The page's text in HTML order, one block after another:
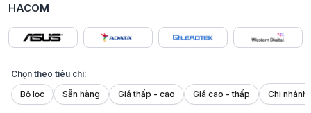
HACOM
Chọn theo tiêu chí:
Bộ lọc
Sẵn hàng Giá thấp - cao Giá cao - thấp